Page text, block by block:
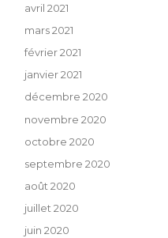
avril 2021
mars 2021
février 2021
janvier 2021
décembre 2020
novembre 2020
octobre 2020
septembre 2020
août 2020
juillet 2020
juin 2020